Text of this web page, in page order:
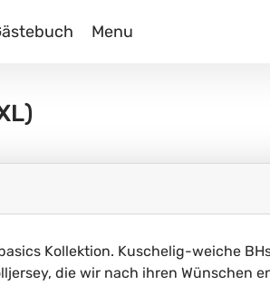
Menu
Kollektion. Kuschelig-weiche
die wir nach ihren Wünschen